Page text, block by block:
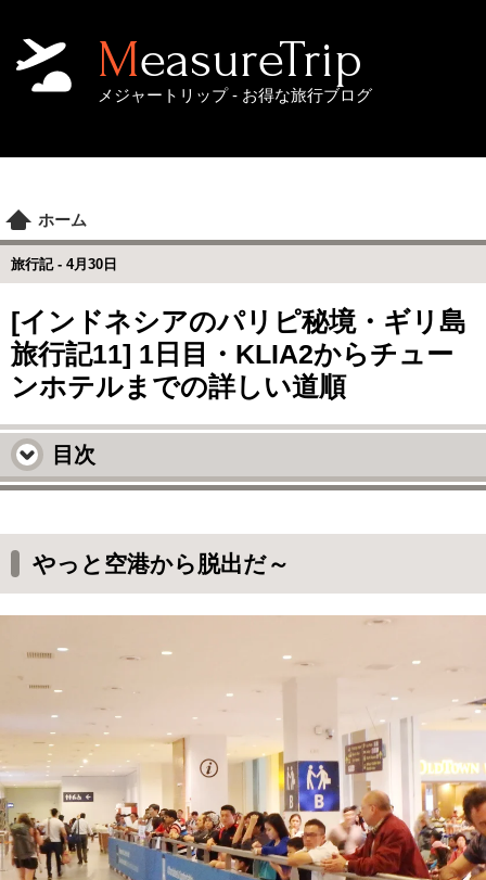
MeasureTrip
メジャートリップ - お得な旅行ブログ
ホーム
旅行記 - 4月30日
[インドネシアのパリピ秘境・ギリ島
旅行記11] 1日目・KLIA2からチュー
ンホテルまでの詳しい道順
目次
出口のところには大きな看板がある
空港の外にもSIMカードが買える店がある。
見落としそうな駐車場への入り口
エレベーター発見！
早速、上の階に上がる
エレベーターを降りるとまたドアの向こう
に、、、
やっと空港から脱出だ～